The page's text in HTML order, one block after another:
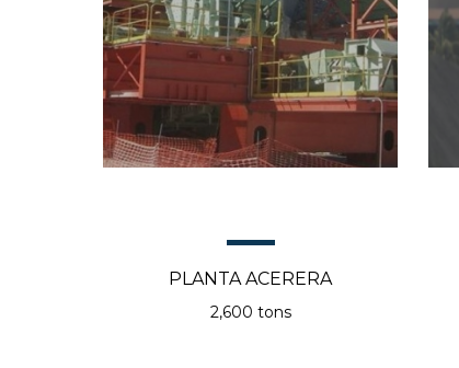
PLANTA ACERERA
2,600 tons